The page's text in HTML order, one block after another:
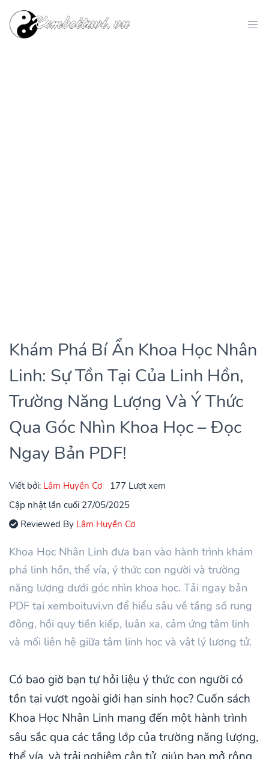
Khám Phá Bí Ẩn Khoa Học Nhân
Linh: Sự Tồn Tại Của Linh Hồn,
Trường Năng Lượng Và Ý Thức
Qua Góc Nhìn Khoa Học – Đọc
Ngay Bản PDF!
Viết bởi: Lâm Huyền Cơ
177 Lượt xem
Cập nhật lần cuối 27/05/2025
Reviewed By Lâm Huyền Cơ
Khoa Học Nhân Linh đưa bạn vào hành trình khám
phá linh hồn, thể vía, ý thức con người và trường
năng lượng dưới góc nhìn khoa học. Tải ngay bản
PDF tại xemboituvi.vn để hiểu sâu về tầng số rung
động, hồi quy tiền kiếp, luân xa, cảm ứng tâm linh
và mối liên hệ giữa tâm linh học và vật lý lượng tử.
Có bao giờ bạn tự hỏi liệu ý thức con người có
tồn tại vượt ngoài giới hạn sinh học? Cuốn sách
Khoa Học Nhân Linh mang đến một hành trình
sâu sắc qua các tầng lớp của trường năng lượng,